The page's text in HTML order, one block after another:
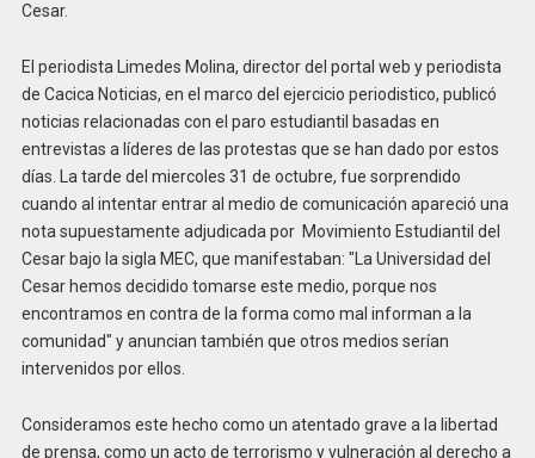
Cesar.
El periodista Limedes Molina, director del portal web y periodista
de Cacica Noticias, en el marco del ejercicio periodistico, publicó
noticias relacionadas con el paro estudiantil basadas en
entrevistas a líderes de las protestas que se han dado por estos
días. La tarde del miercoles 31 de octubre, fue sorprendido
cuando al intentar entrar al medio de comunicación apareció una
nota supuestamente adjudicada por Movimiento Estudiantil del
Cesar bajo la sigla MEC, que manifestaban: "La Universidad del
Cesar hemos decidido tomarse este medio, porque nos
encontramos en contra de la forma como mal informan a la
comunidad" y anuncian también que otros medios serían
intervenidos por ellos.
Consideramos este hecho como un atentado grave a la libertad
de prensa, como un acto de terrorismo y vulneración al derecho a